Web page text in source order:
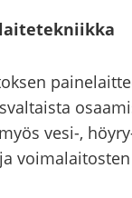
vesi-,